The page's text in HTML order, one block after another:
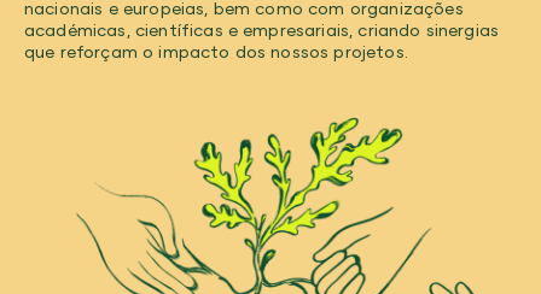
nacionais e europeias, bem como com organizações
académicas, científicas e empresariais, criando sinergias
que reforçam o impacto dos nossos projetos.